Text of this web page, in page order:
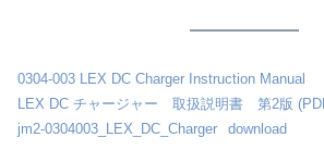
0304-003 LEX DC Charger Instruction Manual
LEX DC チャージャー 取扱説明書 第2版
jm2-0304003_LEX_DC_Charger
download